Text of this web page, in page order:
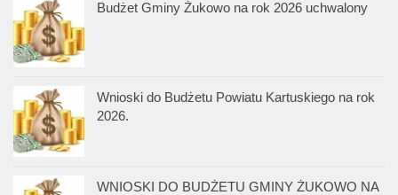
Budżet Gminy Żukowo na rok 2026 uchwalony
Wnioski do Budżetu Powiatu Kartuskiego na rok
2026.
WNIOSKI DO BUDŻETU GMINY ŻUKOWO NA